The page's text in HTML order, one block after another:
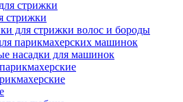
стрижки
для стрижки волос и бороды
парикмахерских машинок
насадки для машинок